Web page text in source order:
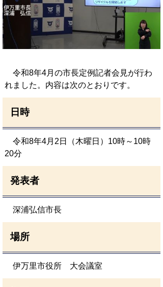
令和8年4月の市長定例記者会見が行わ
れました。内容は次のとおりです。
日時
令和8年4月2日（木曜日）10時～10時
20分
発表者
深浦弘信市長
場所
伊万里市役所 大会議室